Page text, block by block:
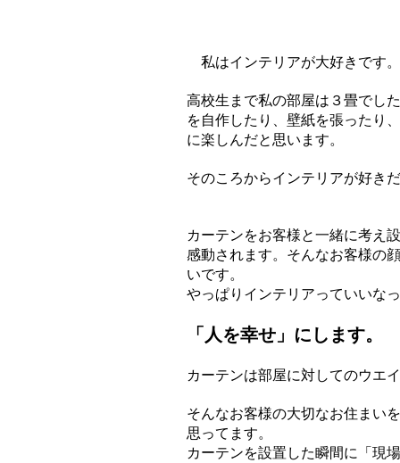
私はインテリアが大好きです。
高校生まで私の部屋は３畳でし
を自作したり、壁紙を張ったり
に楽しんだと思います。
そのころからインテリアが好き
カーテンをお客様と一緒に考え
感動されます。そんなお客様の
いです。
やっぱりインテリアっていいな
「人を幸せ」にします。
カーテンは部屋に対してのウエ
そんなお客様の大切なお住まい
思ってます。
カーテンを設置した瞬間に「現